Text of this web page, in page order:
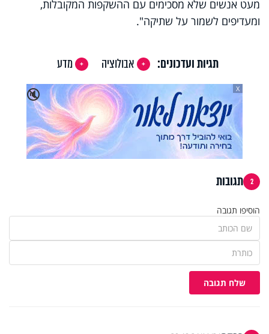
מעט אנשים שלא מסכימים עם ההשקפות המקובלות,
ומעדיפים לשמור על שתיקה".
תגיות ועדכונים: אבולוציה
מדע
🔇
X
2 תגובות
הוסיפו תגובה
שלח תגובה